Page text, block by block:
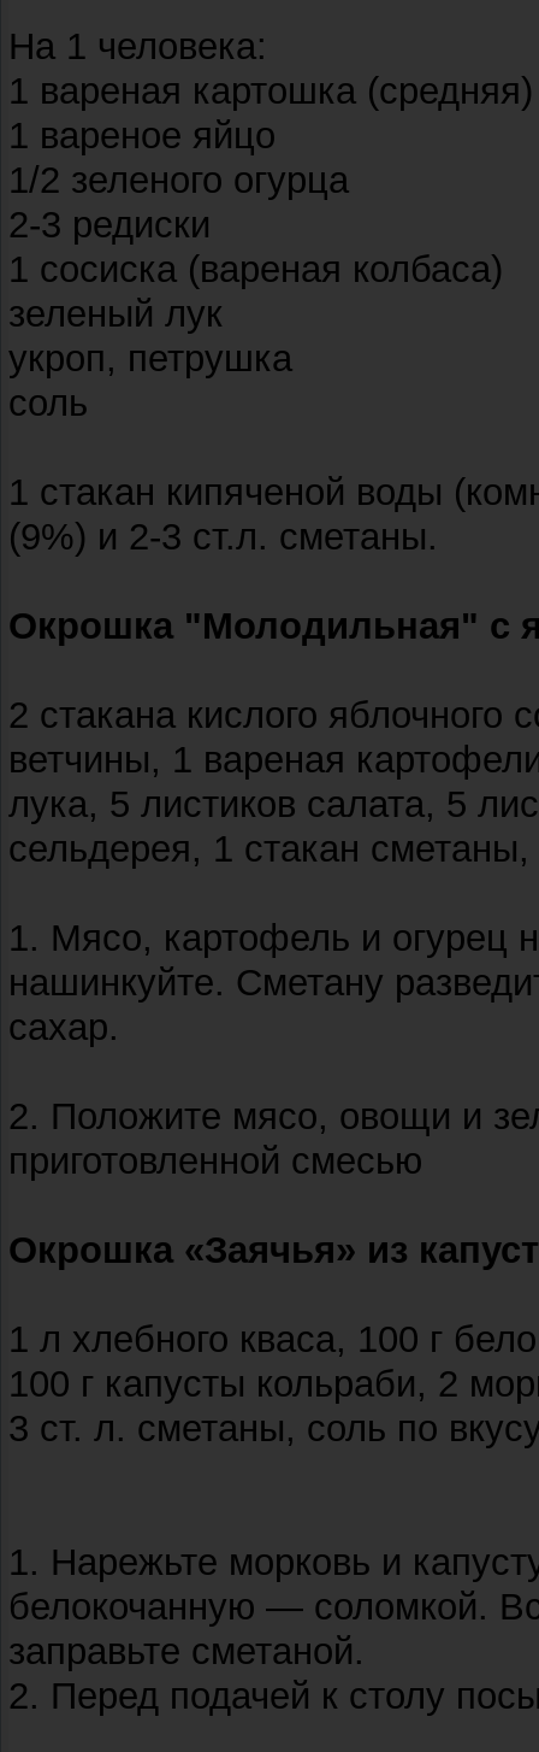
На 1 человека:
1 вареная картошка
1 вареное яйцо
1/2 зеленого огурца
2-3 редиски
1 сосиска (вареная колбаса)
зеленый лук
укроп, петрушка
соль
1 стакан кипяченой воды
(9%) и 2-3 ст.л. сметаны.
Окрошка "Молодильная" с
2 стакана кислого яблочного
ветчины, 1 вареная
лука, 5 листиков салата, 5
сельдерея, 1 стакан
1. Мясо, картофель и огурец
нашинкуйте. Сметану
сахар.
2. Положите мясо, овощи и
приготовленной смесью
Окрошка «Заячья» из
1 л хлебного кваса, 100 г
100 г капусты кольраби, 2
3 ст. л. сметаны, соль по
1. Нарежьте морковь и
белокочанную — соломкой.
заправьте сметаной.
2. Перед подачей к столу